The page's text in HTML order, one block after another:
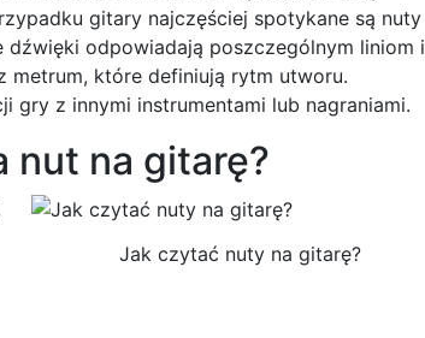
gitary najczęściej spotykane są nuty
odpowiadają poszczególnym liniom i
metrum, które definiują rytm utworu.
gry z innymi instrumentami lub nagraniami.
nut na gitarę?
Jak czytać nuty na gitarę?